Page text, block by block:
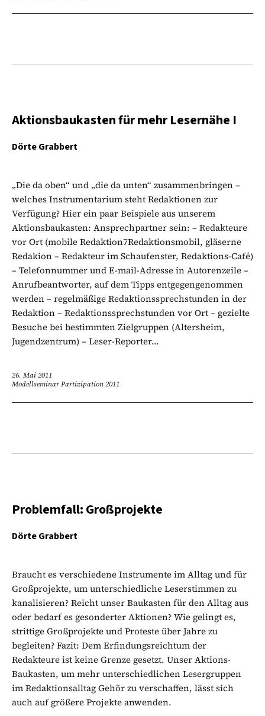
Aktionsbaukasten für mehr Lesernähe I
Dörte Grabbert
„Die da oben“ und „die da unten“ zusammenbringen –
welches Instrumentarium steht Redaktionen zur
Verfügung? Hier ein paar Beispiele aus unserem
Aktionsbaukasten: Ansprechpartner sein: – Redakteure
vor Ort (mobile Redaktion7Redaktionsmobil, gläserne
Redakion – Redakteur im Schaufenster, Redaktions-Café)
– Telefonnummer und E-mail-Adresse in Autorenzeile –
Anrufbeantworter, auf dem Tipps entgegengenommen
werden – regelmäßige Redaktionssprechstunden in der
Redaktion – Redaktionssprechstunden vor Ort – gezielte
Besuche bei bestimmten Zielgruppen (Altersheim,
Jugendzentrum) – Leser-Reporter...
26. Mai 2011
Modellseminar Partizipation 2011
Problemfall: Großprojekte
Dörte Grabbert
Braucht es verschiedene Instrumente im Alltag und für
Großprojekte, um unterschiedliche Leserstimmen zu
kanalisieren? Reicht unser Baukasten für den Alltag aus
oder bedarf es gesonderter Aktionen? Wie gelingt es,
strittige Großprojekte und Proteste über Jahre zu
begleiten? Fazit: Dem Erfindungsreichtum der
Redakteure ist keine Grenze gesetzt. Unser Aktions-
Baukasten, um mehr unterschiedlichen Lesergruppen
im Redaktionsalltag Gehör zu verschaffen, lässt sich
auch auf größere Projekte anwenden.